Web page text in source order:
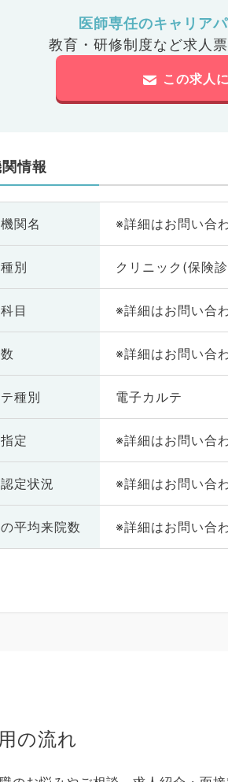
医師専任のキャリア
教育・研修制度など求人
この求人
情報
関名 ※詳細はお問い合
別 クリニック(保険
目 ※詳細はお問い合
※詳細はお問い合
種別 電子カルテ
定 ※詳細はお問い合
定状況 ※詳細はお問い合
平均来院数 ※詳細はお問い合
の流れ